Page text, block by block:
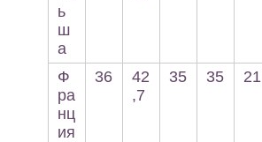
ь
ш
а
Ф
ра
нц
ия
36
42
,7
35 35 21